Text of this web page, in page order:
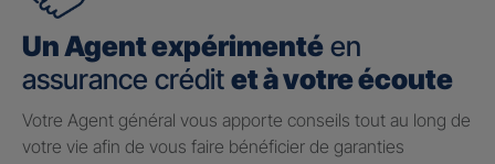
Un Agent expérimenté en
assurance crédit et à votre écoute
Votre Agent général vous apporte conseils tout au long de
votre vie afin de vous faire bénéficier de garanties